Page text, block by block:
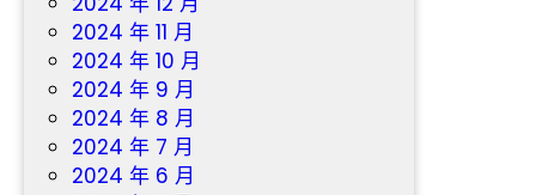
2024 年 11 月
2024 年 10 月
2024 年 9 月
2024 年 8 月
2024 年 7 月
2024 年 6 月